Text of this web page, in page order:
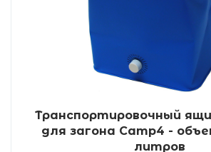
Транспортировочный
для загона Camp4 -
литров